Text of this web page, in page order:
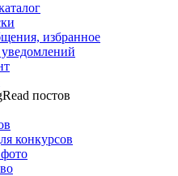
избранное
постов
конкурсов